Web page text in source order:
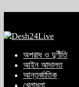
অপরাধ ও দুর্ণীতি
আইন আদালত
আন্তর্জাতিক